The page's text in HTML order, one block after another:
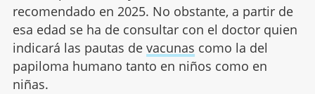
recomendado en 2025. No obstante, a partir de
esa edad se ha de consultar con el doctor quien
indicará las pautas de vacunas como la del
papiloma humano tanto en niños como en
niñas.